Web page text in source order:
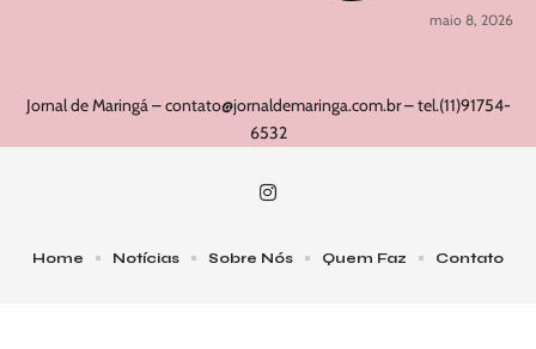
maio 8, 2026
Jornal de Maringá –contato@jornaldemaringa.com.br– tel.(11)91754-
6532
Home Notícias Sobre Nós Quem Faz Contato